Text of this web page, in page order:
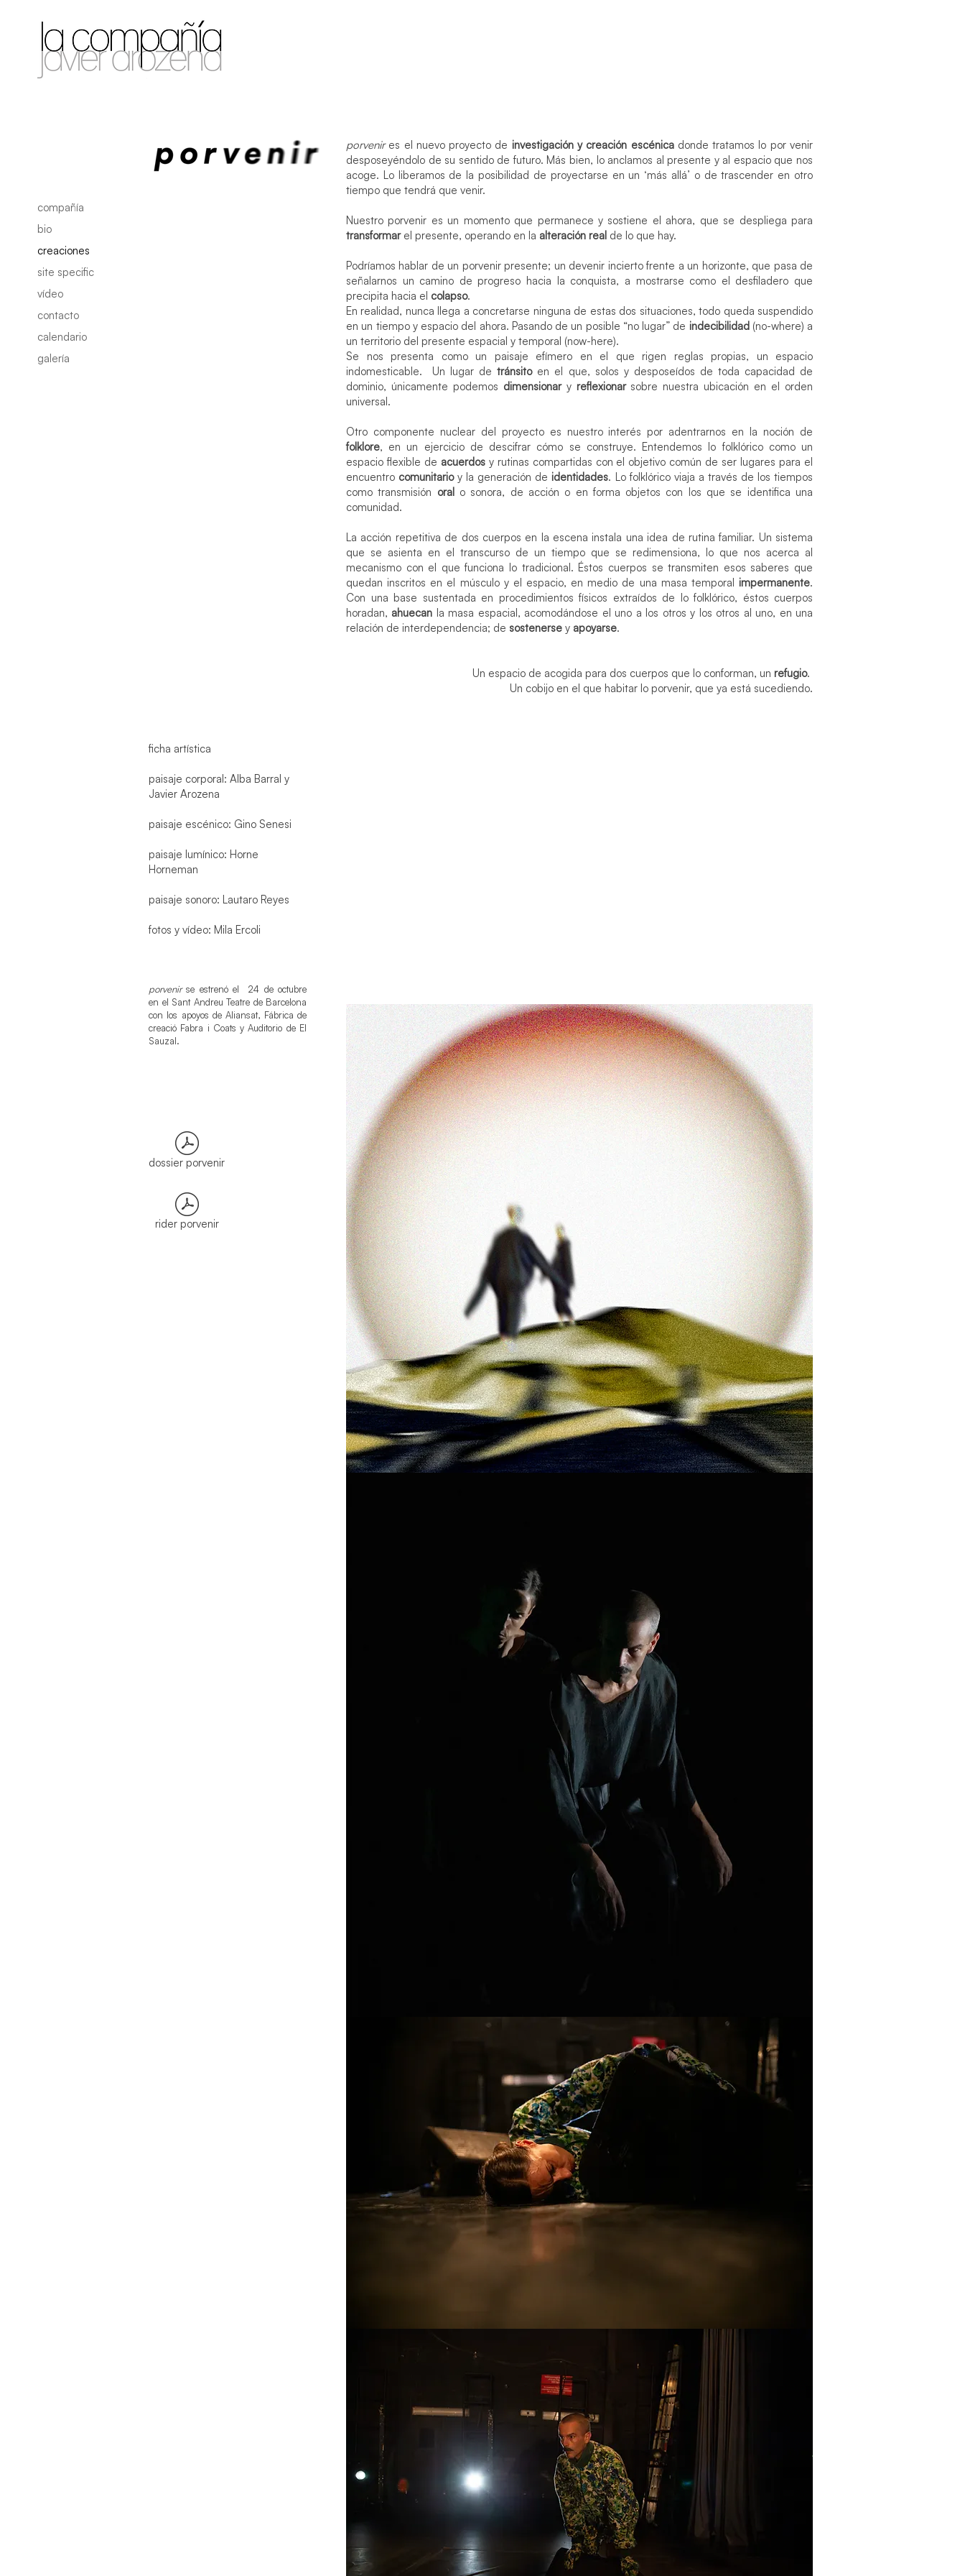
porvenires el nuevo proyecto de investigación y creación escénicadonde tratamos lo por venir
desposeyéndolo de su sentido de futuro. Más bien, lo anclamos al presente y al espacio que nos
acoge. Lo liberamos de la posibilidad de proyectarse en un ‘más allá’ o de trascender en otro
tiempo que tendrá que venir.
Nuestro porvenir es un momento que permanece y sostiene el ahora, que se despliega para
transformarel presente, operando en la alteración real de lo que hay.
Podríamos hablar de un porvenir presente; un devenir incierto frente a un horizonte, que pasa de
señalarnos un camino de progreso hacia la conquista, a mostrarse como el desfiladero que
precipita hacia el colapso.
En realidad, nunca llega a concretarse ninguna de estas dos situaciones, todo queda suspendido
en un tiempo y espacio del ahora. Pasando de un posible “no lugar” de indecibilidad (no-where) a
un territorio del presente espacial y temporal (now-here).
Se nos presenta como un paisaje efímero en el que rigen reglas propias, un espacio
indomesticable. Un lugar detránsitoen el que, solos y desposeídos de toda capacidad de
dominio, únicamente podemos dimensionary reflexionarsobre nuestra ubicación en el orden
universal.
Otro componente nuclear del proyecto es nuestro interés por adentrarnos en la noción de
folklore, en un ejercicio de descifrar cómo se construye. Entendemos lo folklórico como un
espacio flexible de acuerdosy rutinas compartidas con el objetivo común de ser lugares para el
encuentro comunitarioy la generación de identidades. Lo folklórico viaja a través de los tiempos
como transmisión oralo sonora, de acción o en forma objetos con los que se identifica una
comunidad.
La acción repetitiva de dos cuerpos en la escena instala una idea de rutina familiar. Un sistema
que se asienta en el transcurso de un tiempo que se redimensiona, lo que nos acerca al
mecanismo con el que funciona lo tradicional. Éstos cuerpos se transmiten esos saberes que
quedan inscritos en el músculo y el espacio, en medio de una masa temporal impermanente.
Con una base sustentada en procedimientos físicos extraídos de lo folklórico, éstos cuerpos
horadan, ahuecan la masa espacial, acomodándose el uno a los otros y los otros al uno, en una
relación de interdependencia; de sostenerse y apoyarse.
Un espacio de acogida para dos cuerpos que lo conforman, un refugio.
Un cobijo en el que habitar lo porvenir, que ya está sucediendo.
ficha artística
paisaje corporal: Alba Barral y
Javier Arozena
paisaje escénico: Gino Senesi
paisaje lumínico: Horne
Horneman
paisaje sonoro: Lautaro Reyes
fotos y vídeo: Mila Ercoli
porvenirse estrenó el 24 de octubre
en el Sant Andreu Teatre de Barcelona
con los apoyos de Aliansat, Fábrica de
creació Fabra i Coats y Auditorio de El
Sauzal.
dossier porvenir
rider porvenir
compañía
bio
creaciones
site specific
vídeo
contacto
calendario
galería